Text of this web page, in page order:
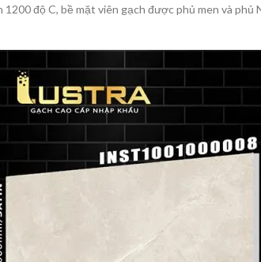
độ C, bề mặt viên gạch được phủ men và phủ